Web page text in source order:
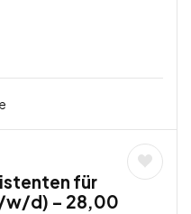
für
w/d) – 28,00